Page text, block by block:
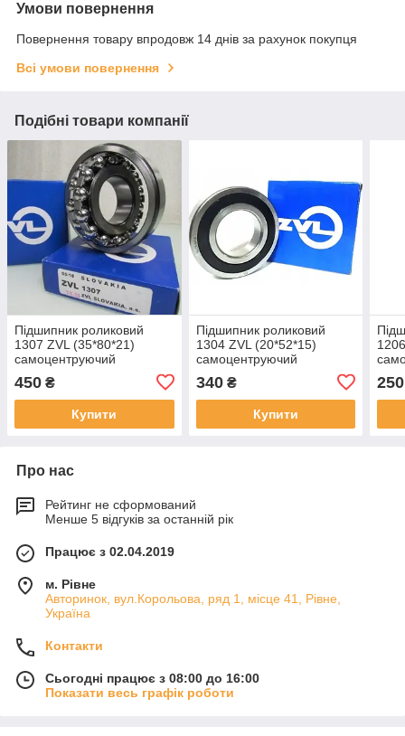
Умови повернення
Повернення товару впродовж 14 днів за рахунок покупця
Всі умови повернення
Подібні товари компанії
Підшипник роликовий
1307 ZVL (35*80*21)
самоцентруючий
450 ₴
Купити
Підшипник роликовий
1304 ZVL (20*52*15)
самоцентруючий
340₴
Купити
250
Про нас
Рейтинг не сформований
Менше 5 відгуків за останній рік
Працює з 02.04.2019
м. Рівне
Авторинок, вул.Корольова, ряд 1, місце 41, Рівне,
Україна
Контакти
Сьогодні працює з 08:00 до 16:00
Показати весь графік роботи